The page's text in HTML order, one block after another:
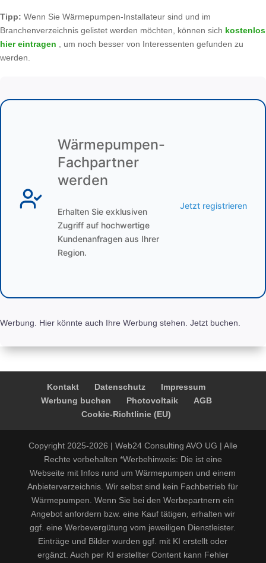
Tipp: Wenn Sie Wärmepumpen-Installateur sind und im
Branchenverzeichnis gelistet werden möchten, können sich kostenlos
hier eintragen , um noch besser von Interessenten gefunden zu
werden.
Wärmepumpen-
Fachpartner
werden
Erhalten Sie exklusiven
Zugriff auf hochwertige
Kundenanfragen aus Ihrer
Region.
Jetzt registrieren
Werbung. Hier könnte auch Ihre Werbung stehen. Jetzt buchen.
Kontakt Datenschutz
Impressum
Werbung buchen
Photovoltaik
AGB
Cookie-Richtlinie (EU)
Copyright 2025-2026 | Web24 Consulting AVO UG | Alle
Rechte vorbehalten *Werbehinweis: Die ist eine
Webseite mit Infos rund um Wärmepumpen und einem
Anbieterverzeichnis. Wir selbst sind kein Fachbetrieb für
Wärmepumpen. Wenn Sie bei den Werbepartnern ein
Angebot anfordern bzw. eine Kauf tätigen, erhalten wir
ggf. eine Werbevergütung vom jeweiligen Dienstleister.
Einträge und Bilder wurden ggf. mit KI erstellt oder
ergänzt. Auch per KI erstellter Content kann Fehler